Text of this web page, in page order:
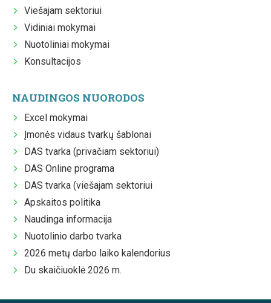
Viešajam sektoriui
Vidiniai mokymai
Nuotoliniai mokymai
Konsultacijos
NAUDINGOS NUORODOS
Excel mokymai
Įmonės vidaus tvarkų šablonai
DAS tvarka (privačiam sektoriui)
DAS Online programa
DAS tvarka (viešajam sektoriui
Apskaitos politika
Naudinga informacija
Nuotolinio darbo tvarka
2026 metų darbo laiko kalendorius
Du skaičiuoklė 2026 m.